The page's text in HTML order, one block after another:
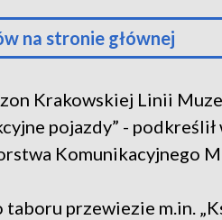
na stronie głównej
Krakowskiej Linii
pojazdy” - podkreślił
Komunikacyjnego
przewiezie m.in.